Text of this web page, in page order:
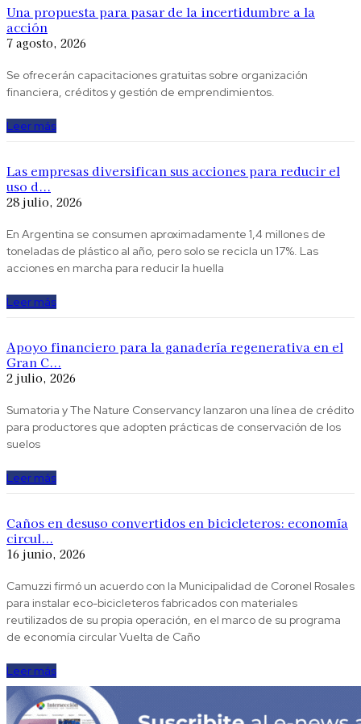
Una propuesta para pasar de la incertidumbre a la
acción
7 agosto, 2026
Se ofrecerán capacitaciones gratuitas sobre organización
financiera, créditos y gestión de emprendimientos.
Leer más
Las empresas diversifican sus acciones para reducir el
uso d...
28 julio, 2026
En Argentina se consumen aproximadamente 1,4 millones de
toneladas de plástico al año, pero solo se recicla un 17%. Las
acciones en marcha para reducir la huella
Leer más
Apoyo financiero para la ganadería regenerativa en el
Gran C...
2 julio, 2026
Sumatoria y The Nature Conservancy lanzaron una línea de crédito
para productores que adopten prácticas de conservación de los
suelos
Leer más
Caños en desuso convertidos en bicicleteros: economía
circul...
16 junio, 2026
Camuzzi firmó un acuerdo con la Municipalidad de Coronel Rosales
para instalar eco-bicicleteros fabricados con materiales
reutilizados de su propia operación, en el marco de su programa
de economía circular Vuelta de Caño
Leer más